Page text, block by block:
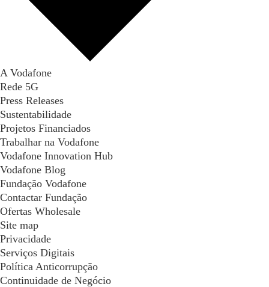
A Vodafone
Rede 5G
Press Releases
Sustentabilidade
Projetos Financiados
Trabalhar na Vodafone
Vodafone Innovation Hub
Vodafone Blog
Fundação Vodafone
Contactar Fundação
Ofertas Wholesale
Site map
Privacidade
Serviços Digitais
Política Anticorrupção
Continuidade de Negócio